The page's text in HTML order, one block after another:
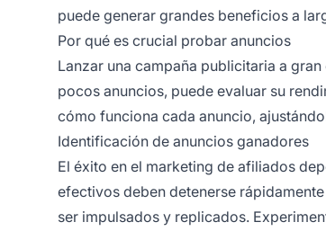
puede generar grandes beneficios a
Por qué es crucial probar anuncios
Lanzar una campaña publicitaria a
pocos anuncios, puede evaluar su
cómo funciona cada anuncio,
Identificación de anuncios ganadores
El éxito en el marketing de afiliados
efectivos deben detenerse
ser impulsados y replicados.